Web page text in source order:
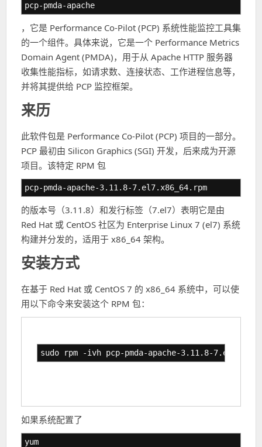
pcp-pmda-apache
，它是 Performance Co-Pilot (PCP) 系统性能监控工具集
的一个组件。具体来说，它是一个 Performance Metrics
Domain Agent (PMDA)，用于从 Apache HTTP 服务器
收集性能指标，如请求数、连接状态、工作进程信息等，
并将其提供给 PCP 监控框架。
来历
此软件包是 Performance Co-Pilot (PCP) 项目的一部分。
PCP 最初由 Silicon Graphics (SGI) 开发，后来成为开源
项目。该特定 RPM 包
pcp-pmda-apache-3.11.8-7.el7.x86_64.rpm
的版本号（3.11.8）和发行标签（7.el7）表明它是由
Red Hat 或 CentOS 社区为 Enterprise Linux 7 (el7) 系统
构建并分发的，适用于 x86_64 架构。
安装方式
在基于 Red Hat 或 CentOS 7 的 x86_64 系统中，可以使
用以下命令来安装这个 RPM 包：
sudo rpm -ivh pcp-pmda-apache-3.11.8-
如果系统配置了
yum